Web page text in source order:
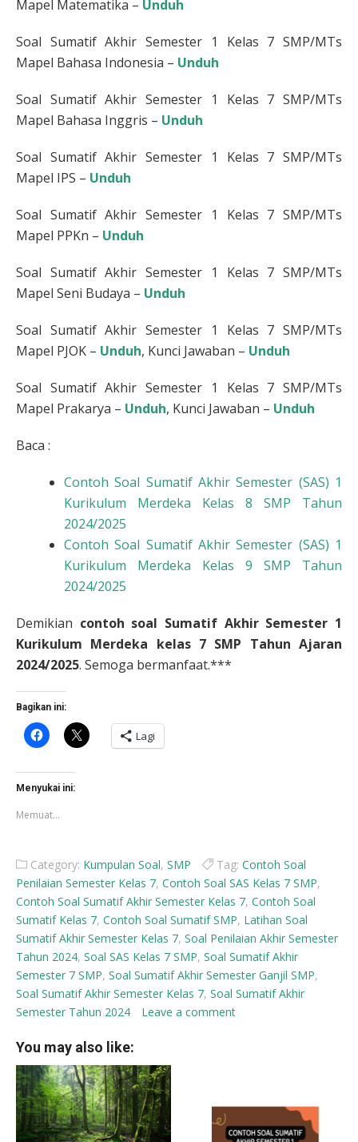
Mapel Matematika – Unduh
Soal Sumatif Akhir Semester 1 Kelas 7 SMP/MTs
Mapel Bahasa Indonesia – Unduh
Soal Sumatif Akhir Semester 1 Kelas 7 SMP/MTs
Mapel Bahasa Inggris – Unduh
Soal Sumatif Akhir Semester 1 Kelas 7 SMP/MTs
Mapel IPS – Unduh
Soal Sumatif Akhir Semester 1 Kelas 7 SMP/MTs
Mapel PPKn – Unduh
Soal Sumatif Akhir Semester 1 Kelas 7 SMP/MTs
Mapel Seni Budaya – Unduh
Soal Sumatif Akhir Semester 1 Kelas 7 SMP/MTs
Mapel PJOK – Unduh, Kunci Jawaban – Unduh
Soal Sumatif Akhir Semester 1 Kelas 7 SMP/MTs
Mapel Prakarya – Unduh, Kunci Jawaban – Unduh
Baca :
Contoh Soal Sumatif Akhir Semester (SAS) 1
Kurikulum Merdeka Kelas 8 SMP Tahun
2024/2025
Contoh Soal Sumatif Akhir Semester (SAS) 1
Kurikulum Merdeka Kelas 9 SMP Tahun
2024/2025
Demikian contoh soal Sumatif Akhir Semester 1
Kurikulum Merdeka kelas 7 SMP Tahun Ajaran
2024/2025. Semoga bermanfaat.***
Bagikan ini:
Klik
untuk
Facebook(Membuka
di
jendela
baru)
Klik
untuk
berbagi
Lagi
Menyukai ini:
Memuat...
Category: Kumpulan Soal, SMP Tag: Contoh Soal
Penilaian Semester Kelas 7, Contoh Soal SAS Kelas 7 SMP,
Contoh Soal Sumatif Akhir Semester Kelas 7, Contoh Soal
Sumatif Kelas 7, Contoh Soal Sumatif SMP, Latihan Soal
Sumatif Akhir Semester Kelas 7, Soal Penilaian Akhir Semester
Tahun 2024, Soal SAS Kelas 7 SMP, Soal Sumatif Akhir
Semester 7 SMP, Soal Sumatif Akhir Semester Ganjil SMP,
Soal Sumatif Akhir Semester Kelas 7, Soal Sumatif Akhir
Semester Tahun 2024
Leave a comment
You may also like: